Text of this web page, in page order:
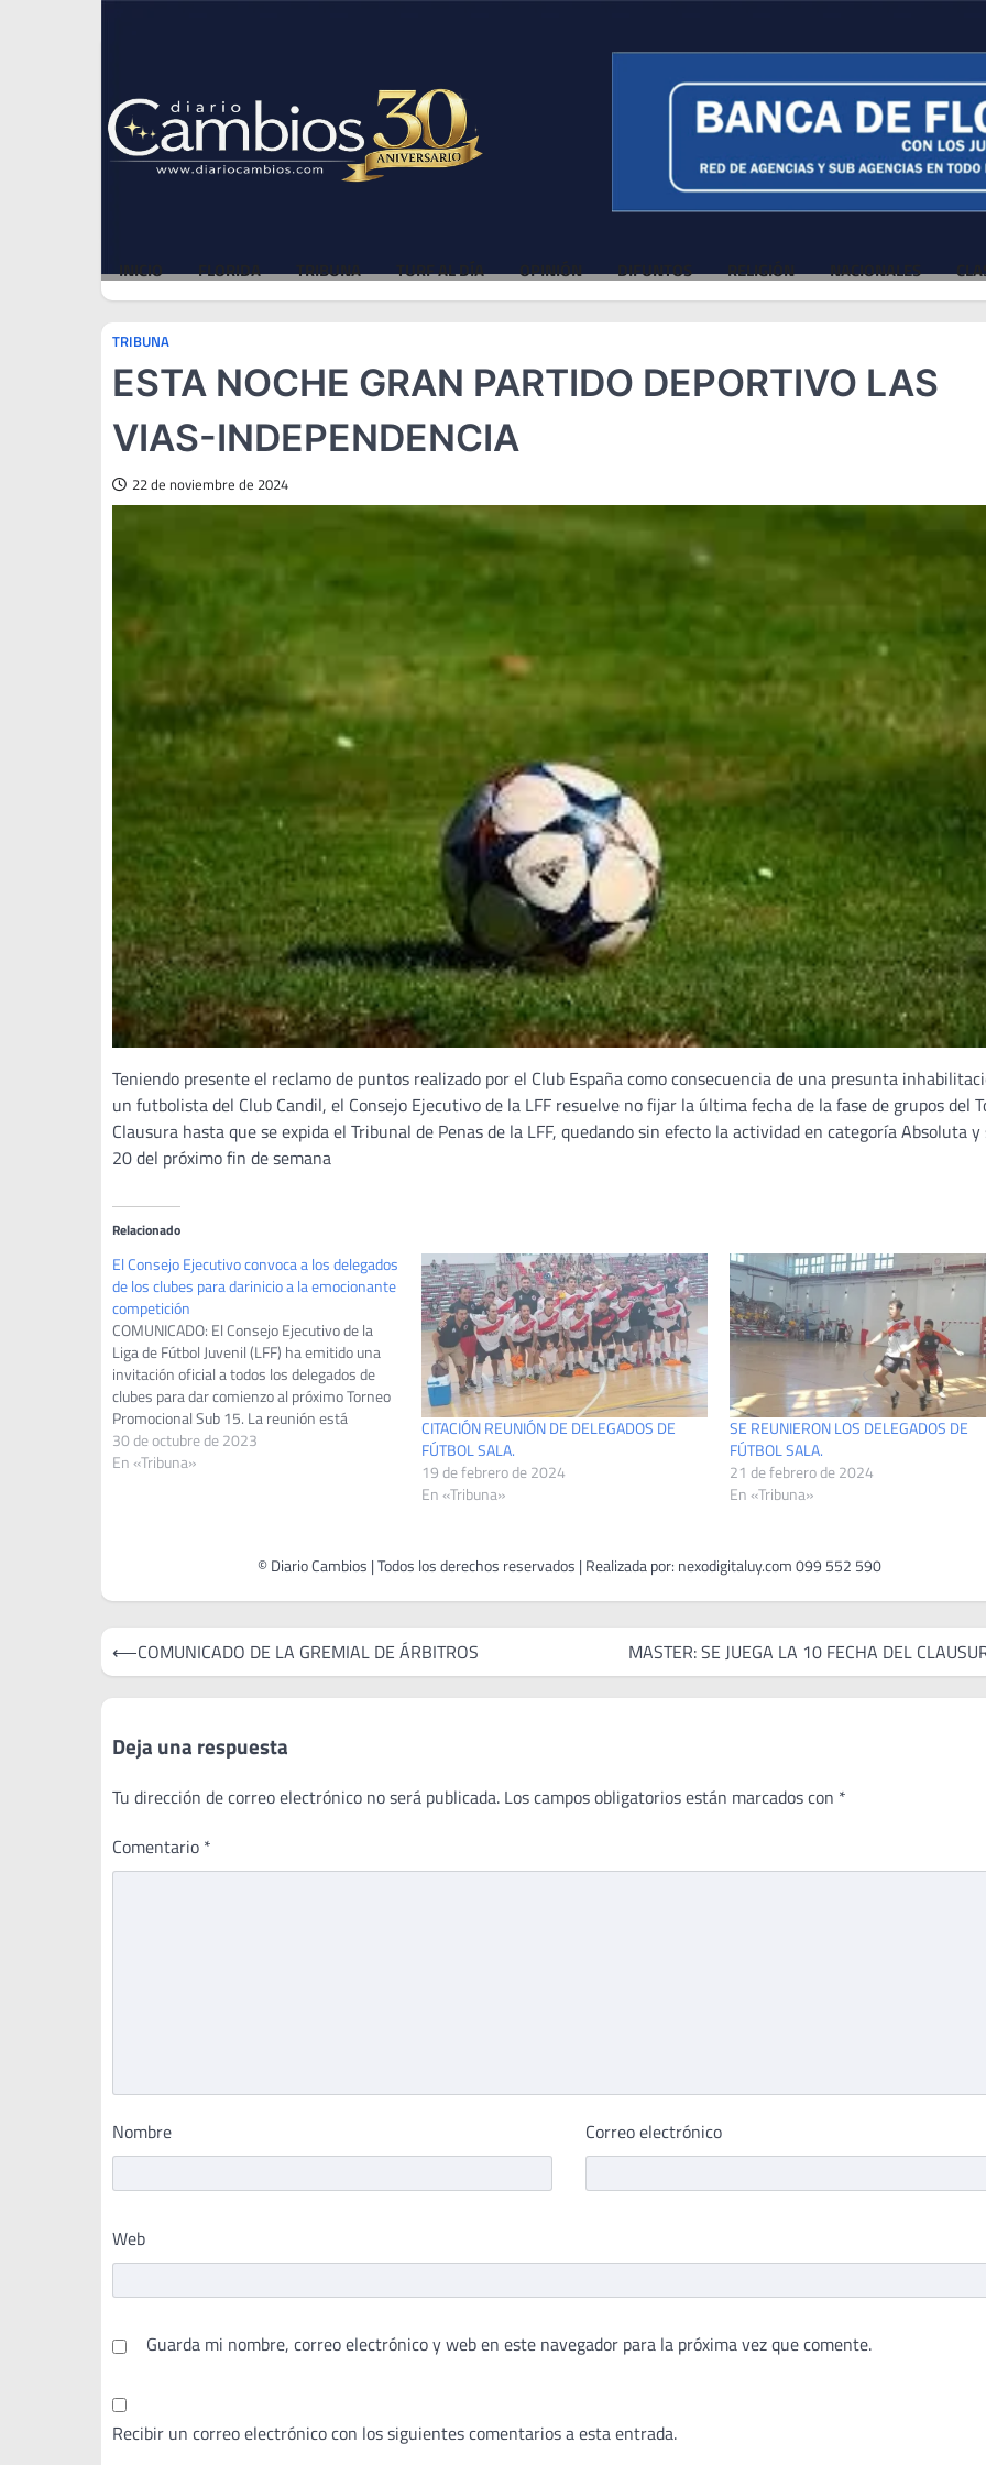
INICIO FLORIDA TRIBUNA TURF AL DÍA OPINIÓN DIFUNTOS RELIGIÓN NACIONALES
TRIBUNA
ESTA NOCHE GRAN PARTIDO DEPORTIVO LAS
VIAS-INDEPENDENCIA
22 de noviembre de 2024
Teniendo presente el reclamo de puntos realizado por el Club España como consecuencia de una presunta
un futbolista del Club Candil, el Consejo Ejecutivo de la LFF resuelve no fijar la última fecha de la fase de grupos del
Clausura hasta que se expida el Tribunal de Penas de la LFF, quedando sin efecto la actividad en categoría Absoluta y
20 del próximo fin de semana
Relacionado
El Consejo Ejecutivo convoca a los delegados
de los clubes para darinicio a la emocionante
competición
COMUNICADO: El Consejo Ejecutivo de la
Liga de Fútbol Juvenil (LFF) ha emitido una
invitación oficial a todos los delegados de
clubes para dar comienzo al próximo Torneo
Promocional Sub 15. La reunión está
programada para este lunes 30 de Octubre a
las 20:30hs y tendrá lugar en la sede…
30 de octubre de 2023
En «Tribuna»
CITACIÓN REUNIÓN DE DELEGADOS DE
FÚTBOL SALA.
19 de febrero de 2024
En «Tribuna»
SE REUNIERON LOS DELEGADOS DE
FÚTBOL SALA.
21 de febrero de 2024
En «Tribuna»
Navegación
de
entradas
⟵COMUNICADO DE LA GREMIAL DE ÁRBITROS MASTER: SE JUEGA LA 10 FECHA DEL
Deja una respuesta
Tu dirección de correo electrónico no será publicada. Los campos obligatorios están marcados con *
Comentario *
Nombre Correo electrónico
Web
Guarda mi nombre, correo electrónico y web en este navegador para la próxima vez que comente.
Recibir un correo electrónico con los siguientes comentarios a esta entrada.